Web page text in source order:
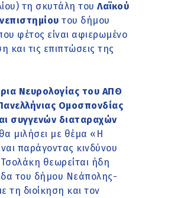
τη σκυτάλη του Λαϊκού
του δήμου
φέτος είναι αφιερωμένο
και τις επιπτώσεις της
Νευρολογίας του ΑΠΘ
Ομοσπονδίας
συγγενών διαταραχών
θα μιλήσει με θέμα «Η
παράγοντας κινδύνου
θεωρείται ήδη
του δήμου Νεάπολης-
τη διοίκηση και τον